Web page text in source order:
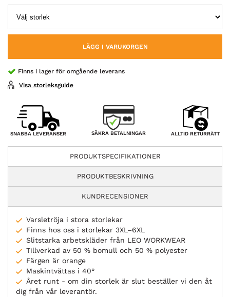
LÄGG I VARUKORGEN
Finns i lager för omgående leverans
Visa storleksguide
SNABBA LEVERANSER SÄKRA BETALNINGAR ALLTID RETURRÄTT
PRODUKTSPECIFIKATIONER
PRODUKTBESKRIVNING
KUNDRECENSIONER
Varsletröja i stora storlekar
Finns hos oss i storlekar 3XL–6XL
Slitstarka arbetskläder från LEO WORKWEAR
Tillverkad av 50 % bomull och 50 % polyester
Färgen är orange
Maskintvättas i 40°
Året runt - om din storlek är slut beställer vi den åt
dig från vår leverantör.